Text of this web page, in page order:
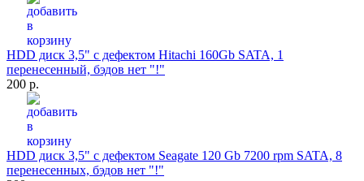
HDD диск 3,5" с дефектом Hitachi 160Gb SATA, 1
перенесенный, бэдов нет "!"
200 р.
HDD диск 3,5" с дефектом Seagate 120 Gb 7200 rpm SATA, 8
перенесенных, бэдов нет "!"